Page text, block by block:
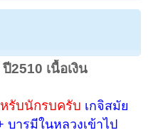
2510 เนื้อเงิน
รับนักรบครับ เกจิสมัย
ารมีในหลวงเข้าไป